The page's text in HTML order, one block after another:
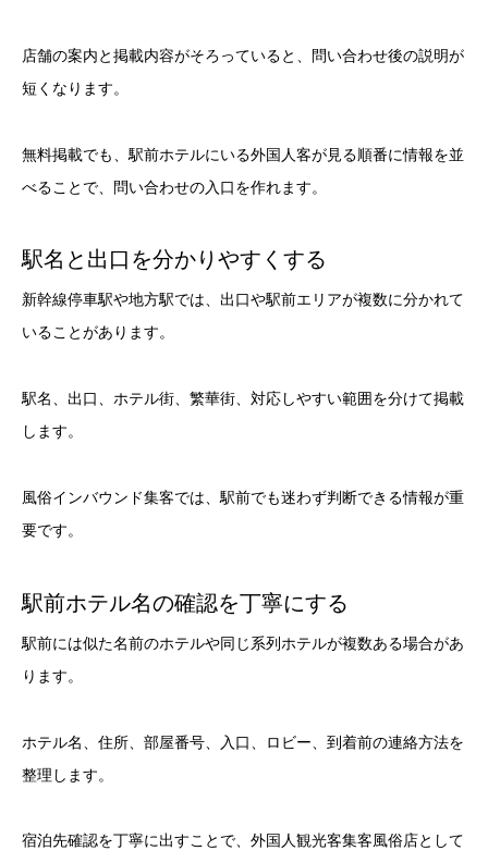
店舗の案内と掲載内容がそろっていると、問い合わせ後の説明が
短くなります。
無料掲載でも、駅前ホテルにいる外国人客が見る順番に情報を並
べることで、問い合わせの入口を作れます。
駅名と出口を分かりやすくする
新幹線停車駅や地方駅では、出口や駅前エリアが複数に分かれて
いることがあります。
駅名、出口、ホテル街、繁華街、対応しやすい範囲を分けて掲載
します。
風俗インバウンド集客では、駅前でも迷わず判断できる情報が重
要です。
駅前ホテル名の確認を丁寧にする
駅前には似た名前のホテルや同じ系列ホテルが複数ある場合があ
ります。
ホテル名、住所、部屋番号、入口、ロビー、到着前の連絡方法を
整理します。
宿泊先確認を丁寧に出すことで、外国人観光客集客風俗店として